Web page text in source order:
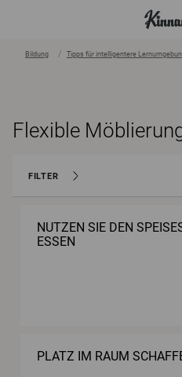
Bildung Tipps für intelligentere
Flexible
FILTER
NUTZEN SIE DEN
ESSEN
PLATZ IM RAUM